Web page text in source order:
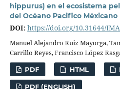
hippurus) en el ecosistema
del Océano Pacifico Méxicano
DOI: https://doi.org/10.31644/
Manuel Alejandro Ruiz Mayorga,
Carrillo Reyes, Francisco López
PDF HTML
PDF (ENGLISH)